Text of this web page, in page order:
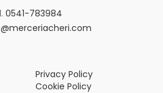
0541-783984
Privacy Policy
Cookie Policy